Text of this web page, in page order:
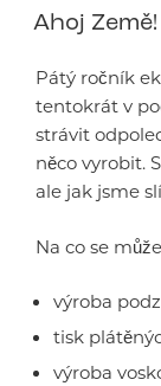
Ahoj Země!
Pátý ročník
tentokrát v
strávit
něco vyrobit.
ale jak jsme
Na co se
výroba
tisk
výroba